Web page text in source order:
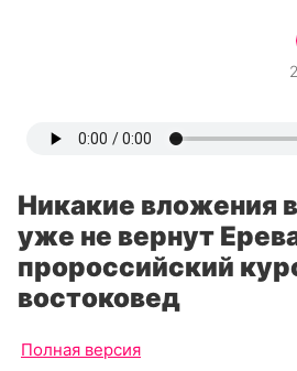
Никакие вложения
уже не вернут
пророссийский
востоковед
Полная версия